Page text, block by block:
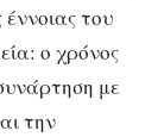
του
ο χρόνος
με
την